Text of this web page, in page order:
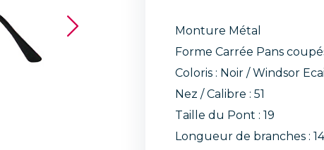
Monture Métal
Forme Carrée Pans
Coloris : Noir / Windsor
Nez / Calibre : 51
Taille du Pont : 19
Longueur de branches :